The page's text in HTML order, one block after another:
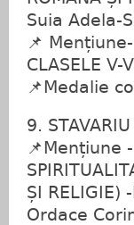
Suia Adela-
📌
CLASELE
📌Medalie
9.
📌Mențiune
ȘI RELIGIE)
Ordace